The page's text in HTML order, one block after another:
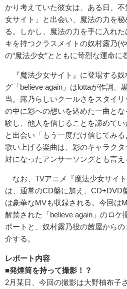
かり考えていた彼女は、ある日、
女サイト」と出会い、魔法の力を秘
る。しかし、魔法の力を手に入れ
キを持つクラスメイトの奴村露乃(
の“魔法少女”とともに苛烈な運命に
『魔法少女サイト』に登場する奴
グ「believe again」はlottaが作詞、
当。露乃らしいクールさをスタイ
の中に彩への想いを込めた一曲と
験し、他人を信じることを諦めて
と出会い「もう一度だけ信じてみ
歌い上げる楽曲は、彩のキャラク
対になったアンサーソングとも言え
なお、TVアニメ『魔法少女サイ
は、通常のCD盤に加え、CD+DVD
は豪華なMVも収録される。今回は
解禁された「believe again」のロケ
ポートと、奴村露乃役の茜屋から
介する。
レポート内容
■発煙筒を持って撮影！？
2月某日、今回の撮影は大野柚布子